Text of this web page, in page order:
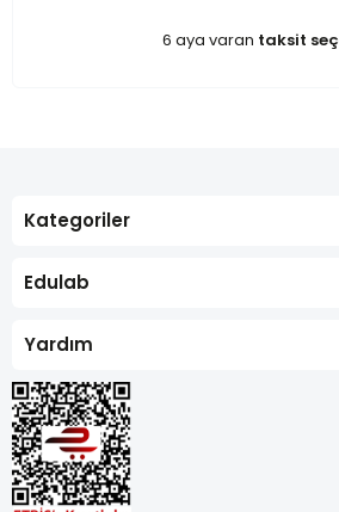
6 aya varan taksit
Kategoriler
Edulab
Yardım